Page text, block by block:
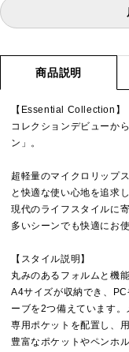
商品説明
【Essential Collection】
コレクションデビューか
ン」。
超軽量のマイクロリップ
と快適な使い心地を追求
現代のライフスタイルに
多いシーンでも快適にお
【スタイル説明】
丸みのあるフォルムと機
A4サイズが収納でき、
ーブを2つ備えています
専用ポケットを配置し、
豊富なポケットやペンホ